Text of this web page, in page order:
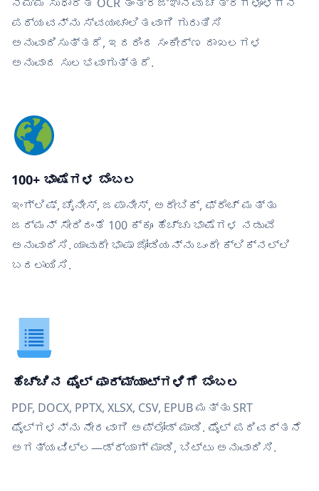
ಪಠ್ಯವನ್ನು ಸ್ವಯಂಚಾಲಿತವಾಗಿ ಗುರುತಿಸಿ
ಅನುವಾದಿಸುತ್ತದೆ, ಇದರಿಂದ ಸಂಕೀರ್ಣ ದಾಖಲಗಳ
ಅನುವಾದ ಸುಲಭವಾಗುತ್ತದೆ.
100+ ಭಾಷೆಗಳ ಬೆಂಬಲ
ಇಂಗ್ಲಿಷ್, ಚೈನೀಸ್, ಜಪಾನೀಸ್, ಅರೇಬಿಕ್, ಫ್ರೆಂಚ್ ಮತ್ತು
ಜರ್ಮನ್ ಸೇರಿದಂತೆ 100 ಕ್ಕೂ ಹೆಚ್ಚು ಭಾಷೆಗಳ ನಡುವೆ
ಅನುವಾದಿಸಿ. ಯಾವುದೇ ಭಾಷಾ ಜೋಡಿಯನ್ನು ಒಂದೇ ಕ್ಲಿಕ್‌ನಲ್ಲಿ
ಬದಲಾಯಿಸಿ.
ಹೆಚ್ಚಿನ ಫೈಲ್ ಫಾರ್ಮ್ಯಾಟ್‌ಗಳಿಗೆ ಬೆಂಬಲ
PDF, DOCX, PPTX, XLSX, CSV, EPUB ಮತ್ತು SRT
ಫೈಲ್‌ಗಳನ್ನು ನೇರವಾಗಿ ಅಪ್ಲೋಡ್ ಮಾಡಿ. ಫೈಲ್ ಪರಿವರ್ತನೆ
ಅಗತ್ಯವಿಲ್ಲ—ಡ್ರ್ಯಾಗ್ ಮಾಡಿ, ಬಿಟ್ಟು ಅನುವಾದಿಸಿ.